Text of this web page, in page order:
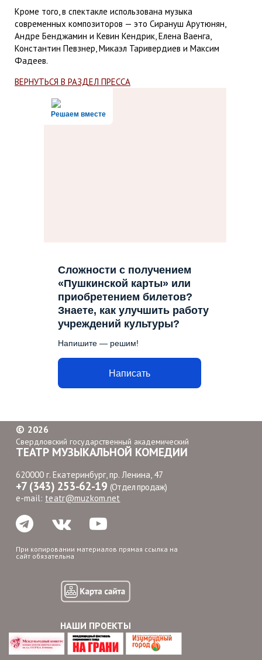
Кроме того, в спектакле использована музыка
современных композиторов — это Сирануш Арутюнян,
Андре Бенджамин и Кевин Кендрик, Елена Ваенга,
Константин Певзнер, Микаэл Таривердиев и Максим
Фадеев.
ВЕРНУТЬСЯ В РАЗДЕЛ ПРЕССА
Решаем вместе
Сложности с получением
«Пушкинской карты» или
приобретением билетов?
Знаете, как улучшить работу
учреждений культуры?
Напишите — решим!
Написать
© 2026
Свердловский государственный академический
ТЕАТР МУЗЫКАЛЬНОЙ КОМЕДИИ
620000 г. Екатеринбург, пр. Ленина, 47
+7 (343) 253-62-19 (Отдел продаж)
e-mail: teatr@muzkom.net
При копировании материалов прямая ссылка на
сайт обязательна
НАШИ ПРОЕКТЫ